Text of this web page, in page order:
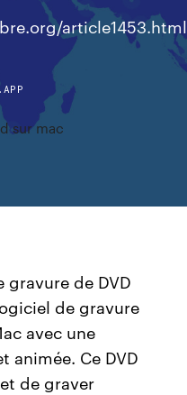
article1453.html
sur mac
gravure de DVD
de gravure
avec une
animée. Ce DVD
de graver